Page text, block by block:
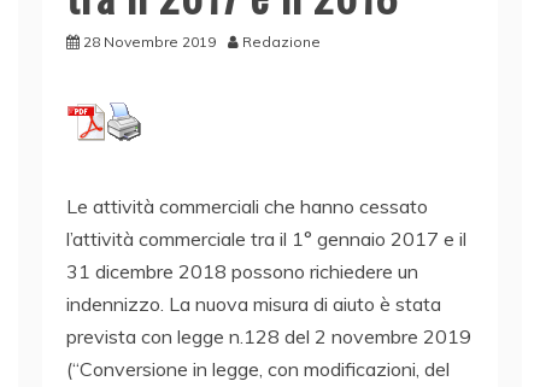
28 Novembre 2019 Redazione
Le attività commerciali che hanno cessato
l’attività commerciale tra il 1° gennaio 2017 e il
31 dicembre 2018 possono richiedere un
indennizzo. La nuova misura di aiuto è stata
prevista con legge n.128 del 2 novembre 2019
(“Conversione in legge, con modificazioni, del